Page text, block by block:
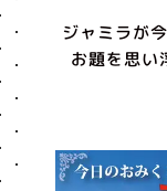
ジャミラが
お題を思い